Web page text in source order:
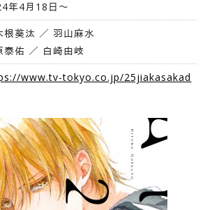
年4月18日〜
根葵汰 ／ 羽山麻水
泰佑 ／ 白崎由岐
www.tv-tokyo.co.jp/25jiakasakad